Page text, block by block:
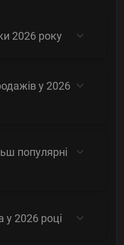
2026 року
у 2026
популярні
2026 році